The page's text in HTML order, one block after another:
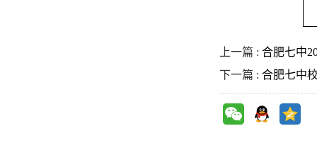
上一篇 : 合肥七中
下一篇 : 合肥七中